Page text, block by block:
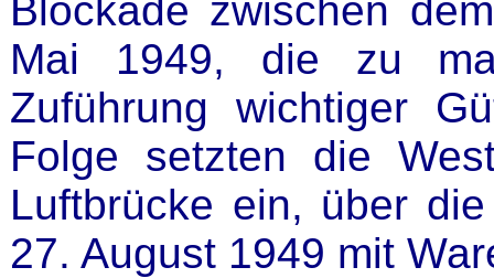
Blockade zwischen
Mai 1949, die zu
Zuführung wichtiger
Folge setzten die
Luftbrücke ein, über
27. August 1949 mit